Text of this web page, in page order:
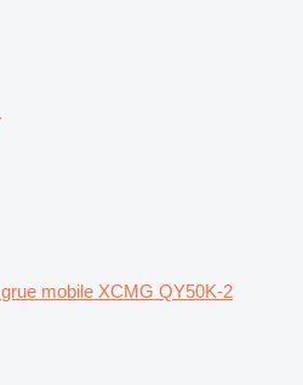
grue mobile XCMG QY50K-2